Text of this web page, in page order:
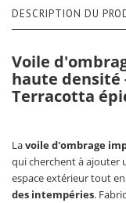
DESCRIPTION DU
Voile
haute densité
Terracotta
Lavoile d'ombrage
qui cherchent à ajouter
espace extérieur tout
des intempéries.